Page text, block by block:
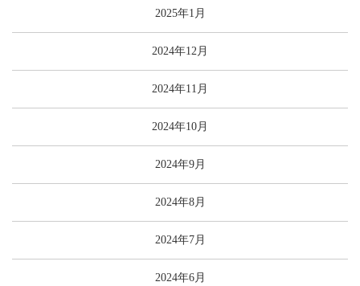
2025年1月
2024年12月
2024年11月
2024年10月
2024年9月
2024年8月
2024年7月
2024年6月